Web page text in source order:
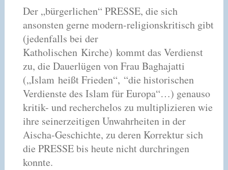
Der „bürgerlichen“ PRESSE, die sich
ansonsten gerne modern-religionskritisch gibt
(jedenfalls bei der
Katholischen Kirche) kommt das Verdienst
zu, die Dauerlügen von Frau Baghajatti
(„Islam heißt Frieden“, “die historischen
Verdienste des Islam für Europa“…) genauso
kritik- und recherchelos zu multiplizieren wie
ihre seinerzeitigen Unwahrheiten in der
Aischa-Geschichte, zu deren Korrektur sich
die PRESSE bis heute nicht durchringen
konnte.